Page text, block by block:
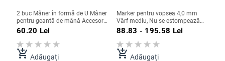
2 buc Mâner în formă de U Mâner
pentru geantă de mână Accesorii
șic pentru genți Mâner pentru
pentru genți
60.20 Lei
add_shopping_cart Adăugați
Marker pentru vopsea 4,0 mm
Vârf mediu, Nu se estompează
niciodată, Uscare rapidă, Marker
pixuri pentru vopsea pentru
pictura pe piatră
88.83 - 195.58 Lei
add_shopping_cart Adăugați